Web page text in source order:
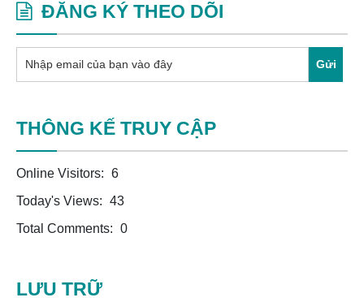
ĐĂNG KÝ THEO DÕI
Gửi
THÔNG KẾ TRUY CẬP
Online Visitors: 6
Today's Views: 43
Total Comments: 0
LƯU TRỮ